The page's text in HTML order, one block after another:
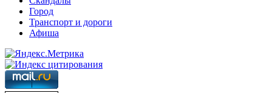
Город
Транспорт и дороги
Афиша